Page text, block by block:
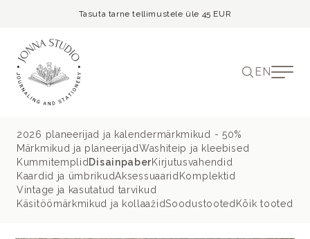
Tasuta tarne tellimustele üle 45 EUR
EN
2026 planeerijad ja kalendermärkmikud - 50%
Märkmikud ja planeerijadWashiteip ja kleebised
Kummitemplid DisainpaberKirjutusvahendid
Kaardid ja ümbrikudAksessuaarid Komplektid
Vintage ja kasutatud tarvikud
Käsitöömärkmikud ja kollaažidSoodustooted Kõik tooted